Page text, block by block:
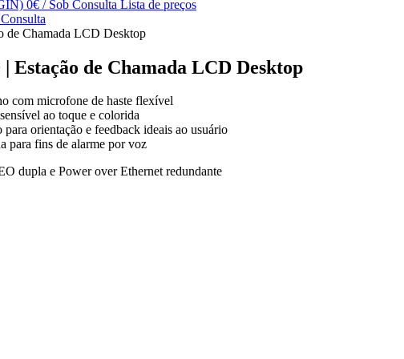
0€ / Sob Consulta Lista de preços
Estação de Chamada LCD Desktop
com microfone de haste flexível
ao toque e colorida
orientação e feedback ideais ao usuário
para fins de alarme por voz
dupla e Power over Ethernet redundante